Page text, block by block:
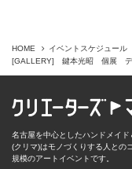
HOME
イベントスケジュール
[GALLERY] 鍵本光昭 個展 デ
名古屋を中心としたハンドメイ
(クリマ)はモノづくりする人との
規模のアートイベントです。